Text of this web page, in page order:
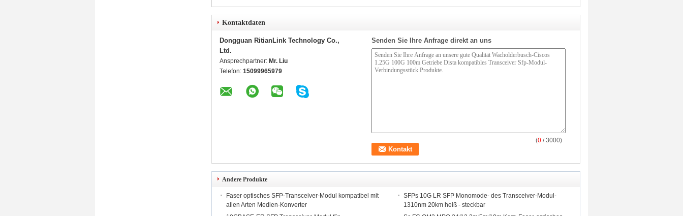
Kontaktdaten
Dongguan RitianLink Technology Co.,
Ltd.
Ansprechpartner: Mr. Liu
Telefon: 15099965979
Senden Sie Ihre Anfrage direkt an uns
(0 / 3000)
Andere Produkte
Faser optisches SFP-Transceiver-Modul kompatibel mit
allen Arten Medien-Konverter
SFPs 10G LR SFP Monomode- des Transceiver-Modul-
1310nm 20km heiß - steckbar